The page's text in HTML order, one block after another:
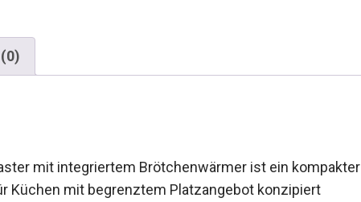
mit integriertem Brötchenwärmer ist ein kompakter
Küchen mit begrenztem Platzangebot konzipiert